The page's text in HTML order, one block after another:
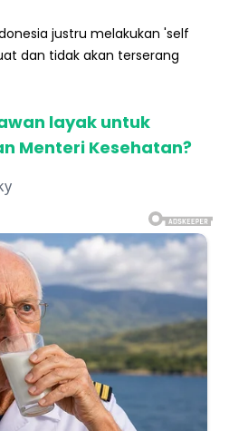
justru melakukan 'self
dan tidak akan terserang
layak untuk
Menteri Kesehatan?